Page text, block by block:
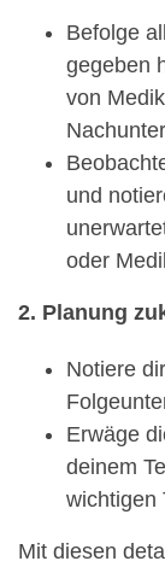
Befolge
gegeben
von
und
oder
2. Planung
Notiere
Erwäge
deinem
wichtigen
Mit diesen